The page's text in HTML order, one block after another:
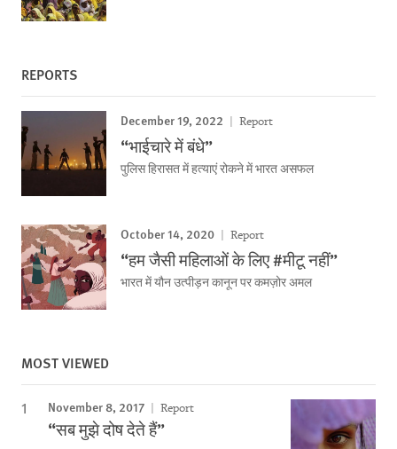
REPORTS
December 19, 2022 Report
“भाईचारे में बंधे”
पुलिस हिरासत में हत्याएं रोकने में भारत असफल
October 14, 2020 Report
“हम जैसी महिलाओं के लिए #मीटू नहीं”
भारत में यौन उत्पीड़न कानून पर कमज़ोर अमल
MOST VIEWED
November 8, 2017 Report
“सब मुझे दोष देते हैं”